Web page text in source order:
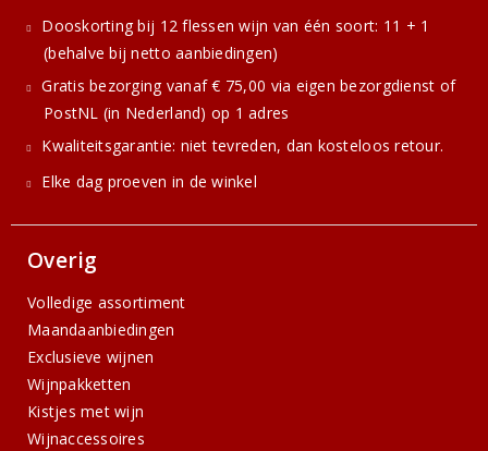
Dooskorting bij 12 flessen wijn van één soort: 11 + 1
(behalve bij netto aanbiedingen)
Gratis bezorging vanaf € 75,00 via eigen bezorgdienst of
PostNL (in Nederland) op 1 adres
Kwaliteitsgarantie: niet tevreden, dan kosteloos retour.
Elke dag proeven in de winkel
Overig
Volledige assortiment
Maandaanbiedingen
Exclusieve wijnen
Wijnpakketten
Kistjes met wijn
Wijnaccessoires